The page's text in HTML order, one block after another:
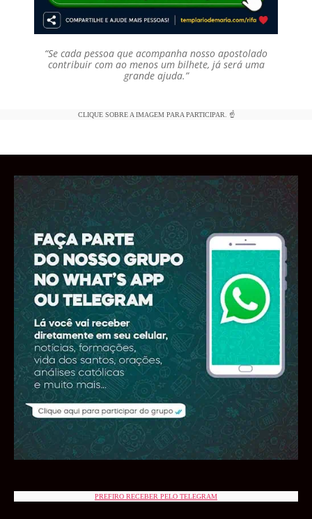
“Se cada pessoa que acompanha nosso apostolado
contribuir com ao menos um bilhete, já será uma
grande ajuda.”
CLIQUE SOBRE A IMAGEM PARA PARTICIPAR. ☝️
PREFIRO RECEBER PELO TELEGRAM